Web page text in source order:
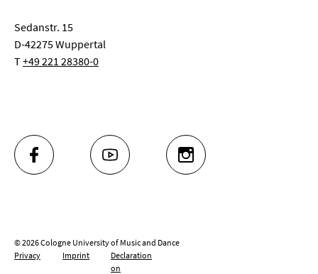
Sedanstr. 15
D-42275 Wuppertal
T+49 221 28380-0
FACEBOOK YOUTUBE INSTAGRAM
© 2026 Cologne University of Music and Dance
Privacy
Imprint
Declaration
on